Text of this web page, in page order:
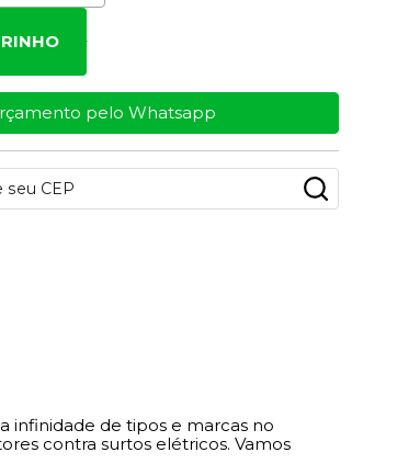
pelo Whatsapp
infinidade de tipos e marcas no
contra surtos elétricos. Vamos